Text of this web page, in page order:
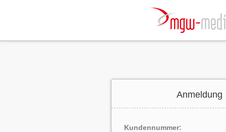
Anmeldung
Kundennummer: